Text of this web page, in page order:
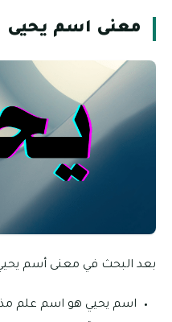
معنى اسم يحيى
بعد البحث في معنى أسم يحيي،
اسم يحيي هو اسم علم